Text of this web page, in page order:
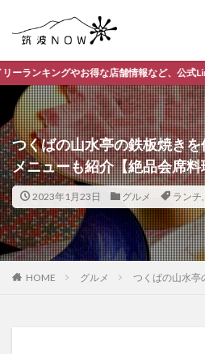
舗情報など、公式Lineだけの限定情報を配信
つくばの山水亭の鉄板焼き
メニューも紹介【絶品会席料
2023年1月23日 グルメ ランチ,
HOME グルメ つくばの山水亭